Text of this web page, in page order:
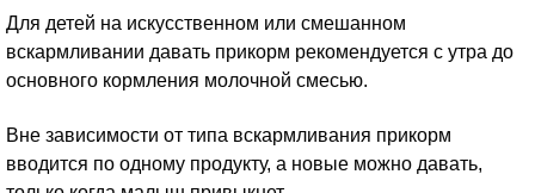
Для детей на искусственном или смешанном
вскармливании давать прикорм рекомендуется с утра до
основного кормления молочной смесью.
Вне зависимости от типа вскармливания прикорм
вводится по одному продукту, а новые можно давать,